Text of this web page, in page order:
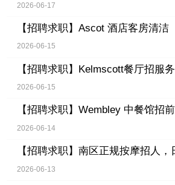
2026-06-17
【招聘求职】 Ascot 酒店客房清洁
2026-06-15
【招聘求职】 Kelmscott餐厅招服
2026-06-15
【招聘求职】 Wembley 中餐馆招
2026-06-14
【招聘求职】 南区正规按摩招人，
2026-06-13